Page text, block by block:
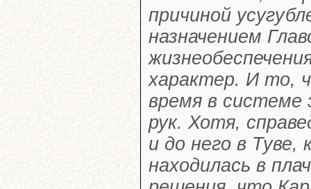
причиной
назначением
характер. И то,
время в системе
рук. Хотя,
и до него в Туве,
находилась в